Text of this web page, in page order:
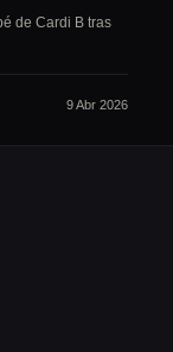
de Cardi B tras
9 Abr 2026